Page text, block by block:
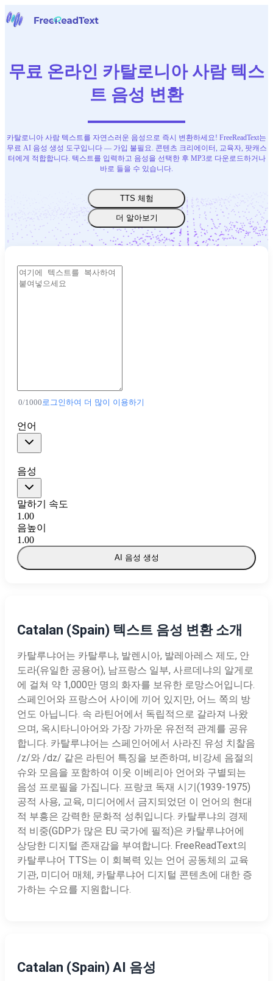
음성을 텍스트로
도구
한국어
무료 온라인 카탈로니아 사람 텍스
트 음성 변환
카탈로니아 사람 텍스트를 자연스러운 음성으로 즉시 변환하세요! FreeReadText는
무료 AI 음성 생성 도구입니다 — 가입 불필요. 콘텐츠 크리에이터, 교육자, 팟캐스
터에게 적합합니다. 텍스트를 입력하고 음성을 선택한 후 MP3로 다운로드하거나
바로 들을 수 있습니다.
TTS 체험
더 알아보기
0/1000로그인하여 더 많이 이용하기
언어
음성
말하기 속도
1.00
음높이
1.00
AI 음성 생성
Catalan (Spain) 텍스트 음성 변환 소개
카탈루냐어는 카탈루냐, 발렌시아, 발레아레스 제도, 안
도라(유일한 공용어), 남프랑스 일부, 사르데냐의 알게로
에 걸쳐 약 1,000만 명의 화자를 보유한 로망스어입니다.
스페인어와 프랑스어 사이에 끼어 있지만, 어느 쪽의 방
언도 아닙니다. 속 라틴어에서 독립적으로 갈라져 나왔
으며, 옥시타니아어와 가장 가까운 유전적 관계를 공유
합니다. 카탈루냐어는 스페인어에서 사라진 유성 치찰음
/z/와 /dz/ 같은 라틴어 특징을 보존하며, 비강세 음절의
슈와 모음을 포함하여 이웃 이베리아 언어와 구별되는
음성 프로필을 가집니다. 프랑코 독재 시기(1939-1975)
공적 사용, 교육, 미디어에서 금지되었던 이 언어의 현대
적 부흥은 강력한 문화적 성취입니다. 카탈루냐의 경제
적 비중(GDP가 많은 EU 국가에 필적)은 카탈루냐어에
상당한 디지털 존재감을 부여합니다. FreeReadText의
카탈루냐어 TTS는 이 회복력 있는 언어 공동체의 교육
기관, 미디어 매체, 카탈루냐어 디지털 콘텐츠에 대한 증
가하는 수요를 지원합니다.
Catalan (Spain) AI 음성